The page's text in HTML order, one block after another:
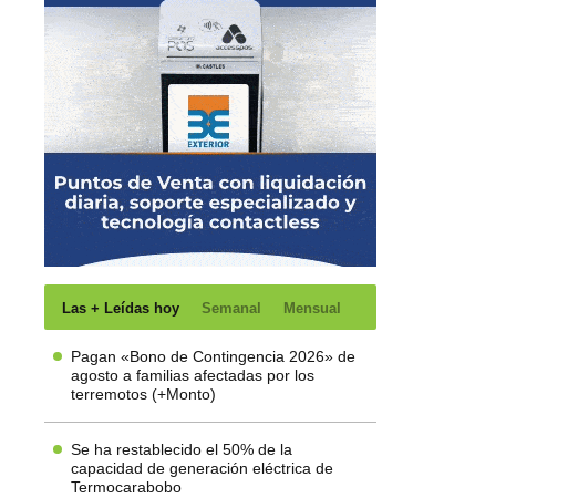
Las + Leídas hoy Semanal Mensual
Pagan «Bono de Contingencia 2026» de
agosto a familias afectadas por los
terremotos (+Monto)
Se ha restablecido el 50% de la
capacidad de generación eléctrica de
Termocarabobo